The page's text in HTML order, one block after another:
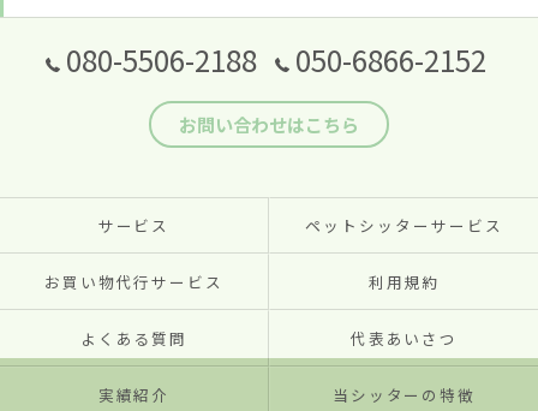
080-5506-2188 050-6866-2152
お問い合わせはこちら
サービス ペットシッターサービス
お買い物代行サービス 利用規約
よくある質問 代表あいさつ
実績紹介 当シッターの特徴